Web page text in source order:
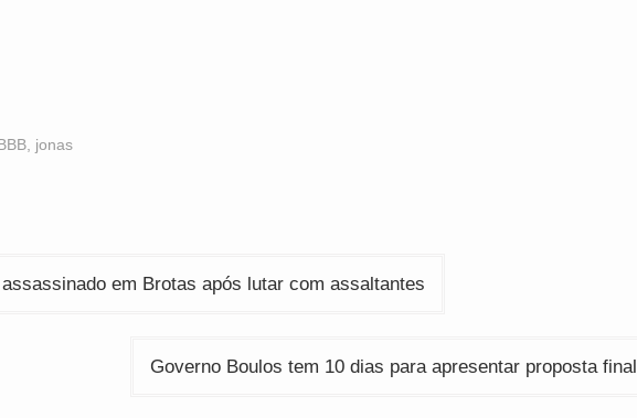
jonas
em Brotas após lutar com assaltantes
Governo Boulos tem 10 dias para apresentar proposta final